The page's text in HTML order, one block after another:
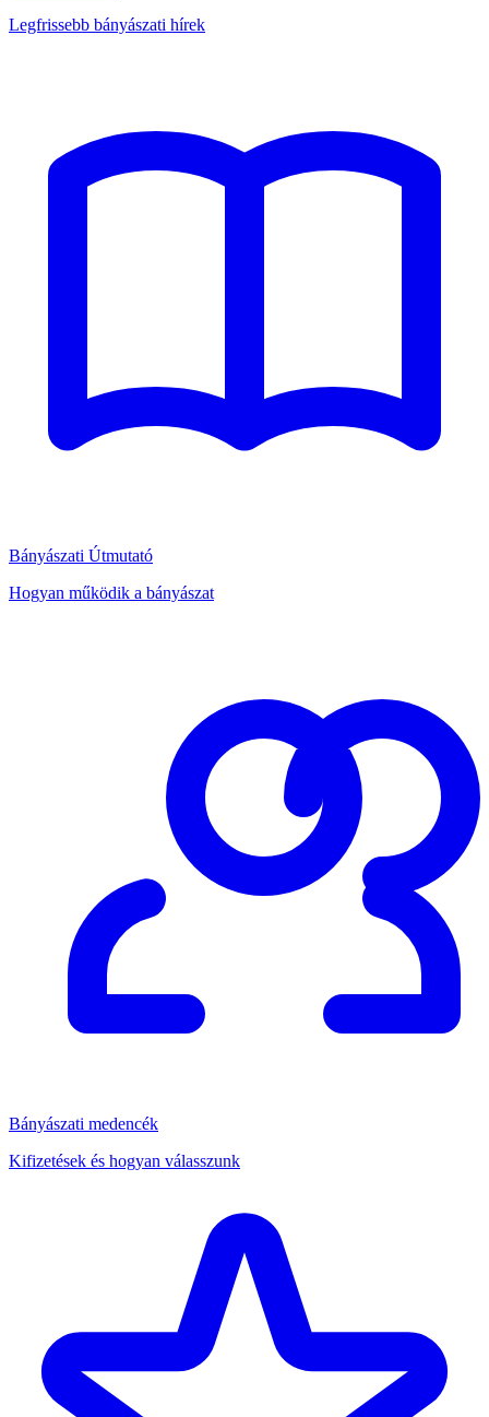
Legfrissebb bányászati hírek
Bányászati Útmutató
Hogyan működik a bányászat
Bányászati medencék
Kifizetések és hogyan válasszunk